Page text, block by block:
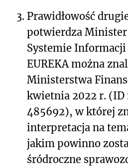
3. Prawidłowość
potwierdza Minister
Systemie
EUREKA można
Ministerstwa
kwietnia 2022 r.
485692), w której
interpretacja na
jakim powinno
śródroczne